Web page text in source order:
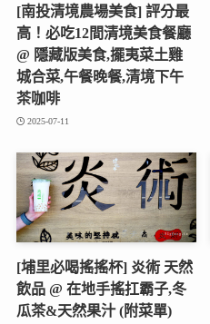
[南投清境農場美食] 評分最
高！必吃12間清境美食餐廳
@ 隱藏版美食,擺夷菜土雞
城合菜,午餐晚餐,清境下午
茶咖啡
2025-07-11
[埔里必喝搖搖杯] 炎術 天然
飲品 @ 在地手搖扛霸子,冬
瓜茶&天然果汁 (附菜單)